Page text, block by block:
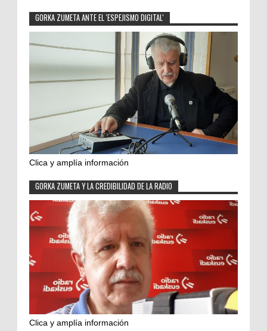
GORKA ZUMETA ANTE EL 'ESPEJISMO DIGITAL'
Clica y amplía información
GORKA ZUMETA Y LA CREDIBILIDAD DE LA RADIO
Clica y amplía información